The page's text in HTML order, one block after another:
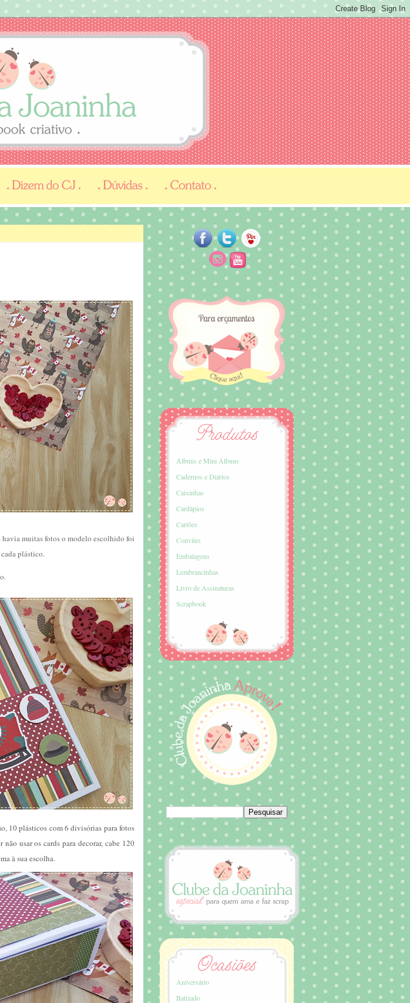
havia muitas fotos o modelo escolhido foi
plástico.
10 plásticos com 6 divisórias para fotos
usar os cards para decorar, cabe 120
à sua escolha.
Álbuns e Mini Álbuns
Cadernos e Diários
Caixinhas
Cardápios
Cartões
Convites
Embalagens
Lembrancinhas
Livro de Assinaturas
Scrapbook
Aniversário
Batizado